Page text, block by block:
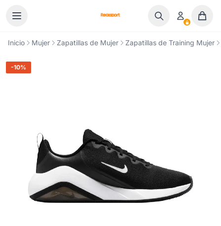
Inicio Mujer Zapatillas de Mujer Zapatillas de Training Mujer
-10%